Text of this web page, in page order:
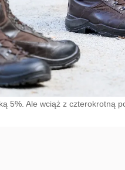
5%. Ale wciąż z czterokrotną